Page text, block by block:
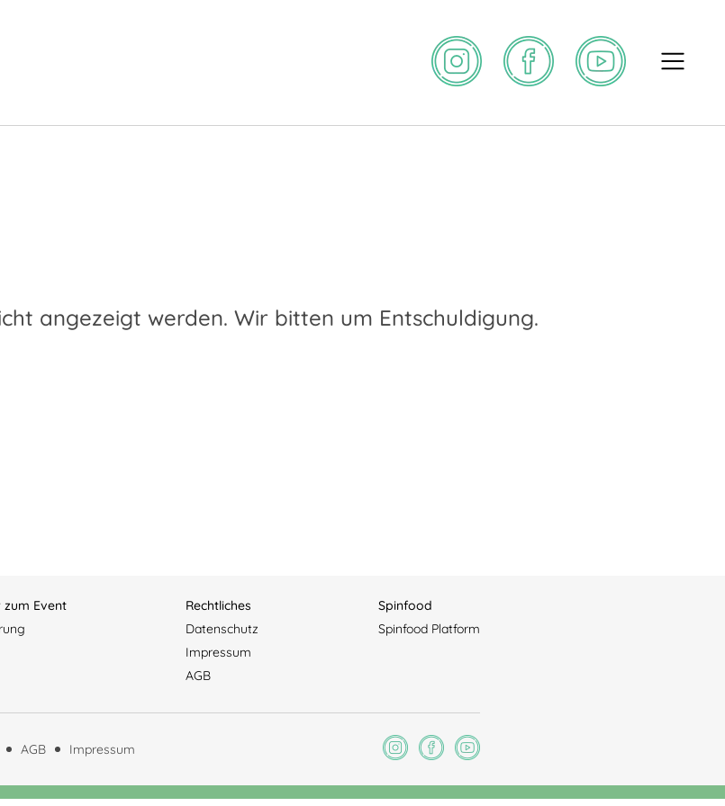
angezeigt werden. Wir bitten um Entschuldigung.
zum Event
Rechtliches
Datenschutz
Impressum
AGB
Spinfood
Spinfood Platform
AGB Impressum